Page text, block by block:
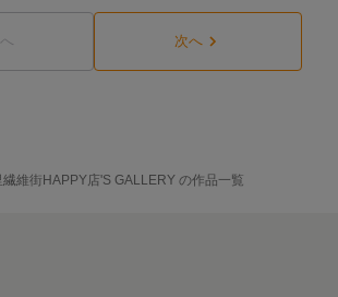
次へ
繊維街HAPPY店'S GALLERY の作品一覧